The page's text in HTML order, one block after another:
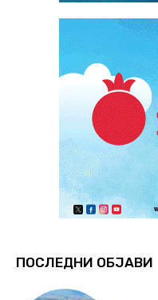
ПОСЛЕДНИ ОБЈАВИ